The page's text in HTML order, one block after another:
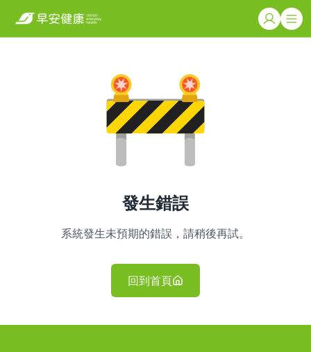
發生錯誤
系統發生未預期的錯誤，請稍後再試。
回到首頁